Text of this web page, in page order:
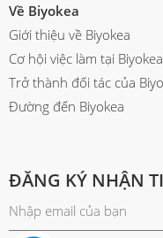
Về Biyokea
Giới thiệu về Biyokea
Cơ hội việc làm tại Biyokea
Trở thành đối tác của
Đường đến Biyokea
ĐĂNG KÝ NHẬN